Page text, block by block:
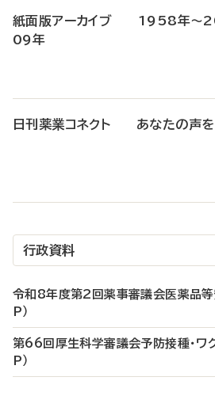
紙面版アーカイブ 1958年～
09年
日刊薬業コネクト あなたの声を
行政資料
令和8年度第2回薬事審議会医薬品等
P）
第66回厚生科学審議会予防接種・ワ
P）